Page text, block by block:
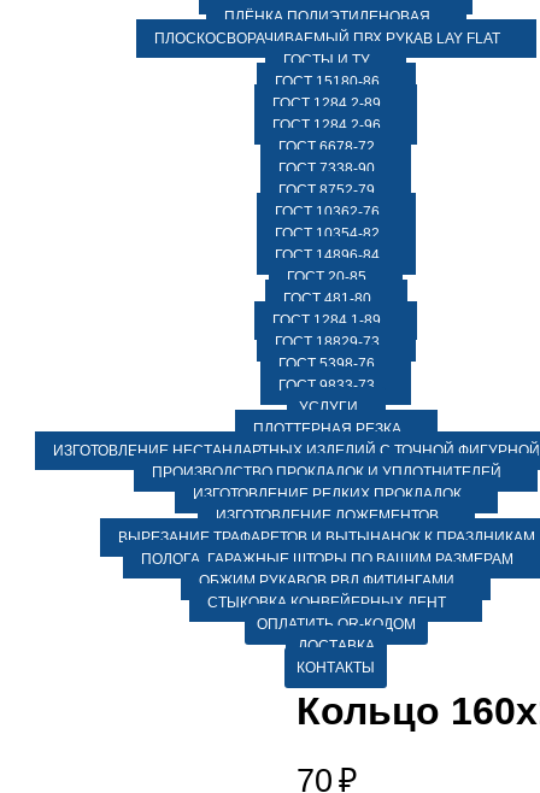
ПЛЁНКА ПОЛИЭТИЛЕНОВАЯ
ПЛОСКОСВОРАЧИВАЕМЫЙ ПВХ РУКАВ LAY FLAT
ГОСТЫ И ТУ
ГОСТ 15180-86
ГОСТ 1284.2-89
ГОСТ 1284.2-96
ГОСТ 6678-72
ГОСТ 7338-90
ГОСТ 8752-79
ГОСТ 10362-76
ГОСТ 10354-82
ГОСТ 14896-84
ГОСТ 20-85
ГОСТ 481-80
ГОСТ 1284.1-89
ГОСТ 18829-73
ГОСТ 5398-76
ГОСТ 9833-73
УСЛУГИ
ПЛОТТЕРНАЯ РЕЗКА
ИЗГОТОВЛЕНИЕ НЕСТАНДАРТНЫХ ИЗДЕЛИЙ С ТОЧНОЙ ФИГУРНОЙ
ПРОИЗВОДСТВО ПРОКЛАДОК И УПЛОТНИТЕЛЕЙ
ИЗГОТОВЛЕНИЕ РЕДКИХ ПРОКЛАДОК
ИЗГОТОВЛЕНИЕ ЛОЖЕМЕНТОВ
ВЫРЕЗАНИЕ ТРАФАРЕТОВ И ВЫТЫНАНОК К ПРАЗДНИКАМ
ПОЛОГА, ГАРАЖНЫЕ ШТОРЫ ПО ВАШИМ РАЗМЕРАМ
ОБЖИМ РУКАВОВ РВД ФИТИНГАМИ
СТЫКОВКА КОНВЕЙЕРНЫХ ЛЕНТ
ОПЛАТИТЬ QR-КОДОМ
ДОСТАВКА
КОНТАКТЫ
Кольцо
70 ₽